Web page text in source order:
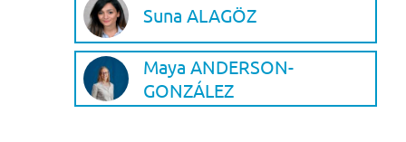
Suna ALAGÖZ
Maya ANDERSON-
GONZÁLEZ